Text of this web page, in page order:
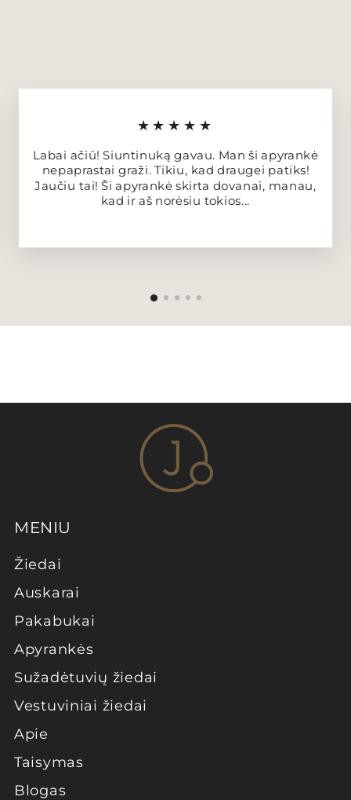
MENIU
Žiedai
Auskarai
Pakabukai
Apyrankės
Sužadėtuvių žiedai
Vestuviniai žiedai
Apie
Taisymas
Blogas